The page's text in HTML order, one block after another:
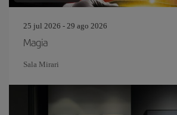
25 jul 2026 - 29 ago 2026
Magia
Sala Mirari